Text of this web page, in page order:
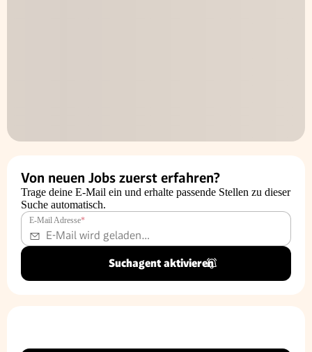
Von neuen Jobs zuerst erfahren?
Trage deine E-Mail ein und erhalte passende Stellen zu dieser
Suche automatisch.
E-Mail Adresse*
Suchagent aktivieren